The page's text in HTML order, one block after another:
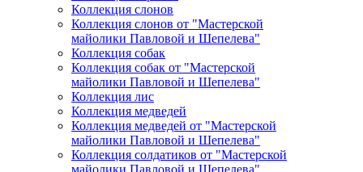
Коллекция слонов
Коллекция слонов от "Мастерской
майолики Павловой и Шепелева"
Коллекция собак
Коллекция собак от "Мастерской
майолики Павловой и Шепелева"
Коллекция лис
Коллекция медведей
Коллекция медведей от "Мастерской
майолики Павловой и Шепелева"
Коллекция солдатиков от "Мастерской
майолики Павловой и Шепелева"